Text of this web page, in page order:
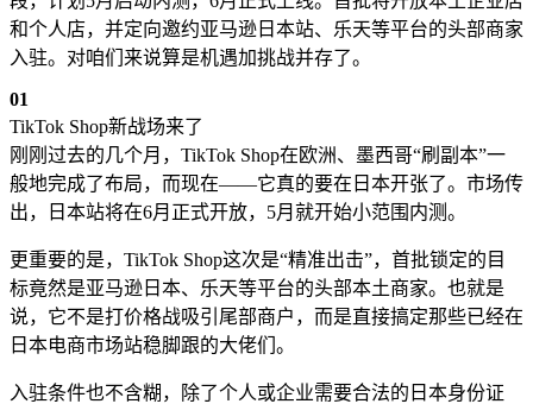
和个人店，并定向邀约亚马逊日本站、乐天等平台的头部商家
入驻。对咱们来说算是机遇加挑战并存了。
01
TikTok Shop新战场来了
刚刚过去的几个月，TikTok Shop在欧洲、墨西哥“刷副本”一
般地完成了布局，而现在——它真的要在日本开张了。市场传
出，日本站将在6月正式开放，5月就开始小范围内测。
更重要的是，TikTok Shop这次是“精准出击”，首批锁定的目
标竟然是亚马逊日本、乐天等平台的头部本土商家。也就是
说，它不是打价格战吸引尾部商户，而是直接搞定那些已经在
日本电商市场站稳脚跟的大佬们。
入驻条件也不含糊，除了个人或企业需要合法的日本身份证